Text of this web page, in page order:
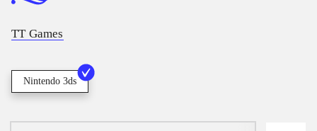
TT Games
Nintendo 3ds